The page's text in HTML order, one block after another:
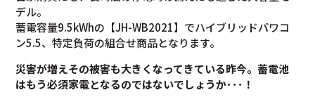
デル。
蓄電容量9.5kWhの【JH-WB2021】でハイブリッドパワコ
ン5.5、特定負荷の組合せ商品となります。
災害が増えその被害も大きくなってきている昨今。蓄電池
はもう必須家電となるのではないでしょうか･･･！